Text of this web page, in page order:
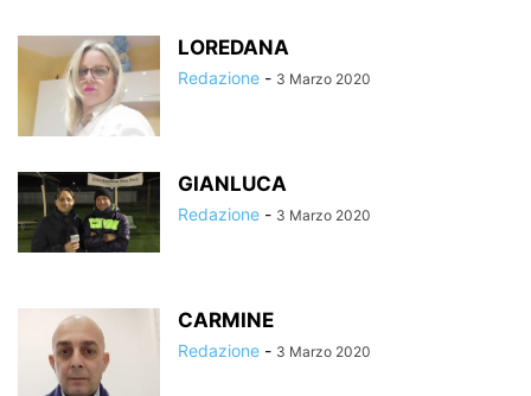
LOREDANA
Redazione - 3 Marzo 2020
GIANLUCA
Redazione - 3 Marzo 2020
CARMINE
Redazione - 3 Marzo 2020